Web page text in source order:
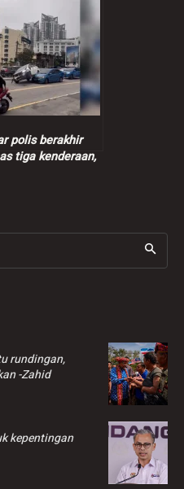
polis berakhir
tiga kenderaan,
rundingan,
-Zahid
kepentingan